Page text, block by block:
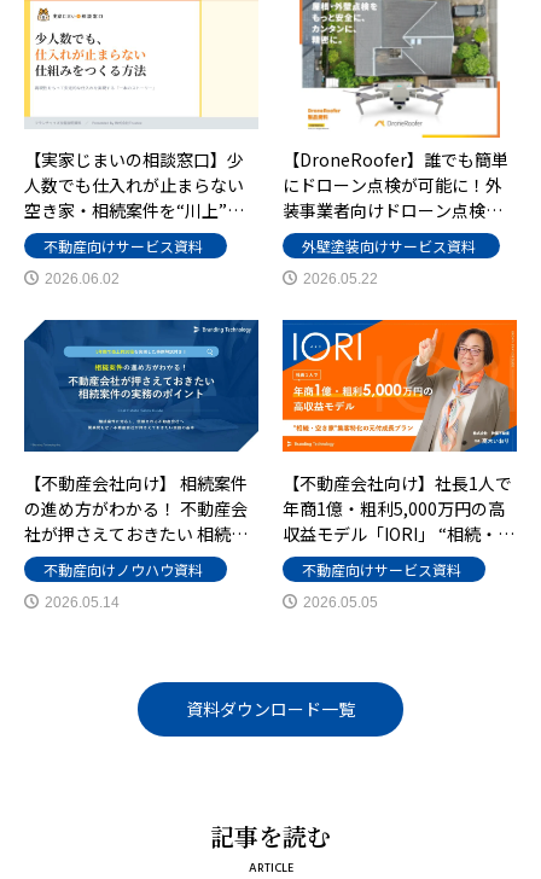
【実家じまいの相談窓口】少
人数でも仕入れが止まらない
空き家・相続案件を“川上”…
不動産向けサービス資料
2026.06.02
【DroneRoofer】誰でも簡単
にドローン点検が可能に！外
装事業者向けドローン点検…
外壁塗装向けサービス資料
2026.05.22
【不動産会社向け】 相続案件
の進め方がわかる！ 不動産会
社が押さえておきたい 相続…
不動産向けノウハウ資料
2026.05.14
【不動産会社向け】社長1人で
年商1億・粗利5,000万円の高
収益モデル「IORI」 “相続・…
不動産向けサービス資料
2026.05.05
資料ダウンロード一覧
記事を読む
ARTICLE